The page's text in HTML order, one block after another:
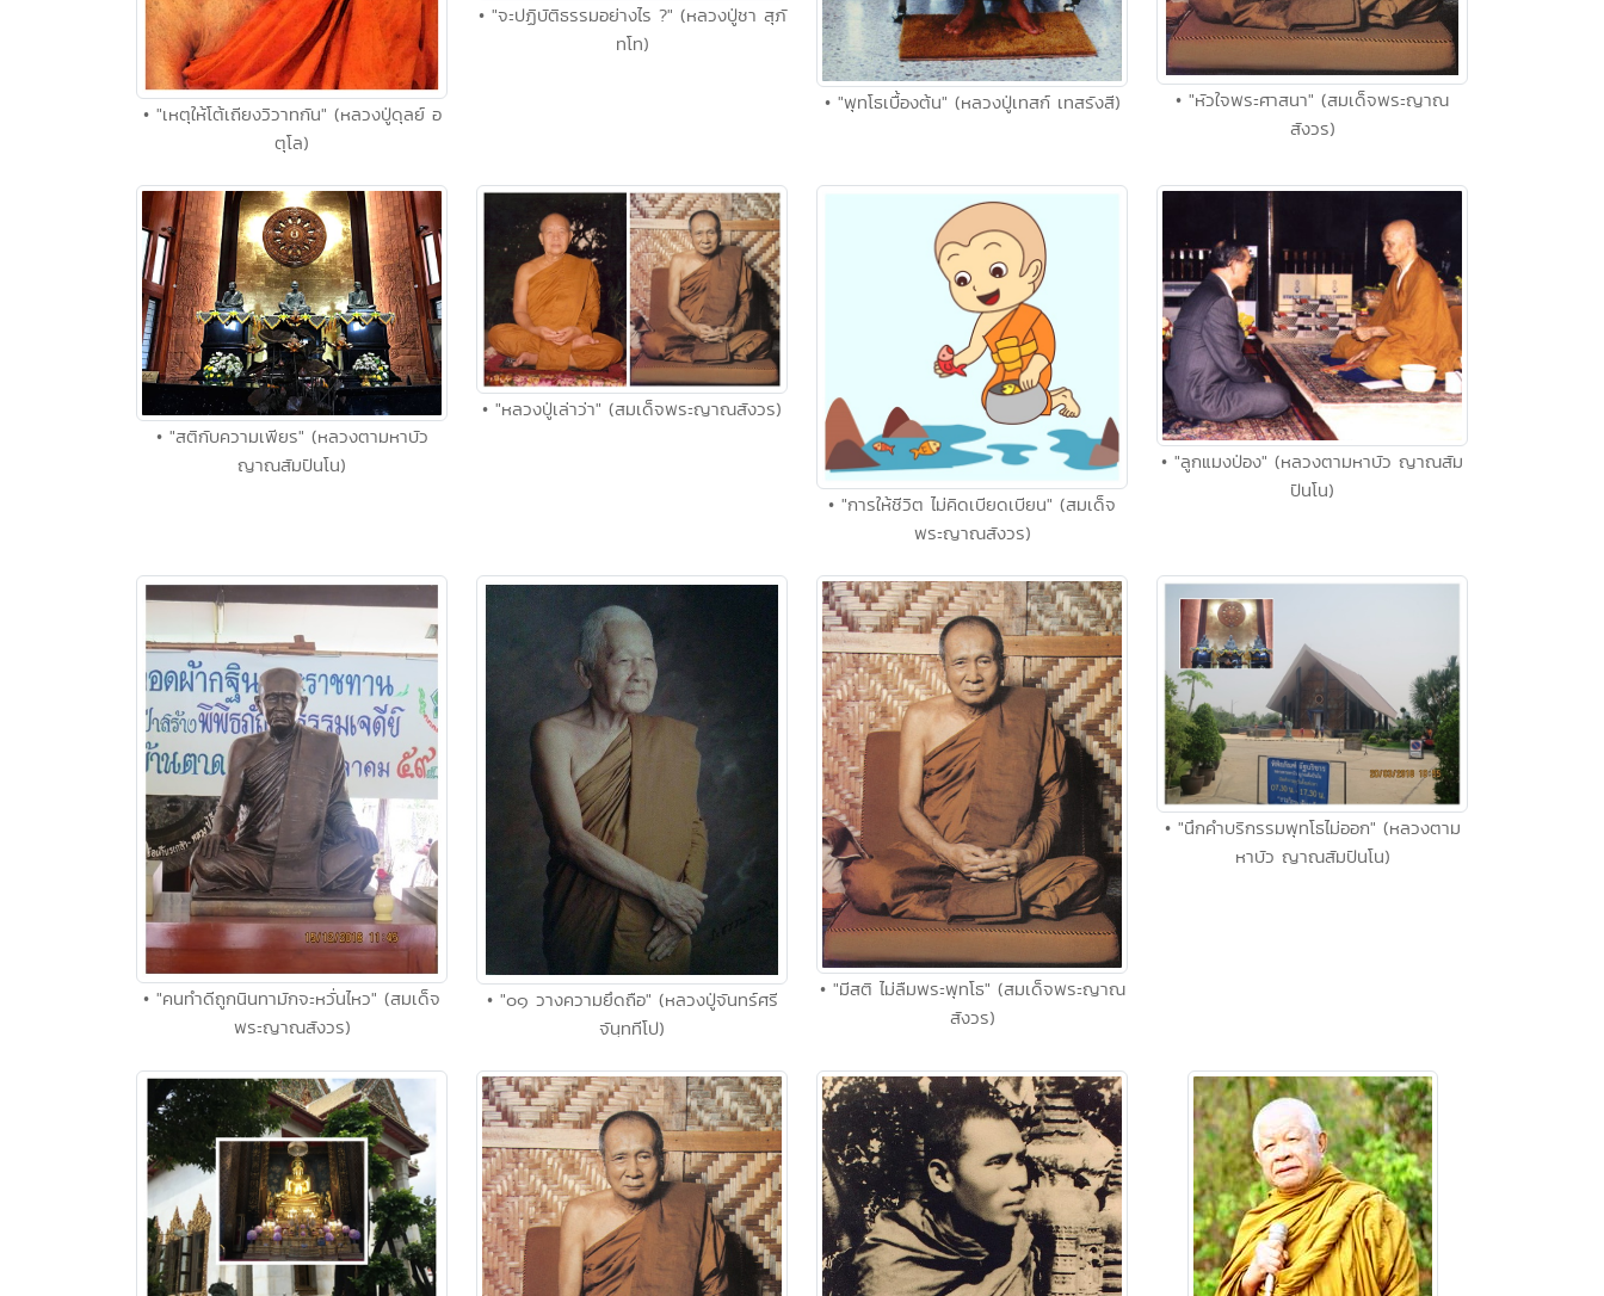
• "เหตุให้โต้เถียงวิวาทกัน" (หลวงปู่ดุลย์ อ
ตุโล)
• "จะปฏิบัติธรรมอย่างไร ?" (หลวงปู่ชา สุภั
ทโท)
• "พุทโธเบื้องต้น" (หลวงปู่เทสก์ เทสรังสี)
• "หัวใจพระศาสนา" (สมเด็จพระญาณ
สังวร)
• "สติกับความเพียร" (หลวงตามหาบัว
ญาณสัมปันโน)
• "หลวงปู่เล่าว่า" (สมเด็จพระญาณสังวร)
• "การให้ชีวิต ไม่คิดเบียดเบียน" (สมเด็จ
พระญาณสังวร)
• "ลูกแมงป่อง" (หลวงตามหาบัว ญาณสัม
ปันโน)
• "คนทำดีถูกนินทามักจะหวั่นไหว" (สมเด็จ
พระญาณสังวร)
• "๐๑ วางความยึดถือ" (หลวงปู่จันทร์ศรี
จันฺททีโป)
• "มีสติ ไม่ลืมพระพุทโธ" (สมเด็จพระญาณ
สังวร)
• "นึกคำบริกรรมพุทโธไม่ออก" (หลวงตาม
หาบัว ญาณสัมปันโน)